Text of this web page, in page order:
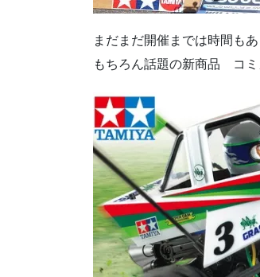
まだまだ開催までは時間もあ
もちろん話題の新商品 コミ